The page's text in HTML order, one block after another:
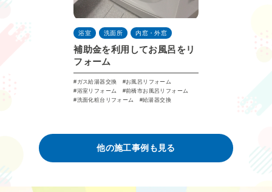
浴室 洗面所 内窓・外窓
補助金を利用してお風呂をリ
フォーム
ガス給湯器交換
お風呂リフォーム
浴室リフォーム
前橋市お風呂リフォーム
洗面化粧台リフォーム
給湯器交換
他の施⼯事例も見る